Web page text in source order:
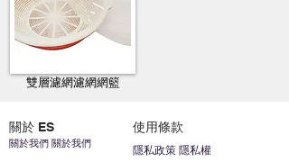
雙層濾網濾網網籃
關於 ES 使用條款
關於我們 關於我們
隱私政策 隱私權